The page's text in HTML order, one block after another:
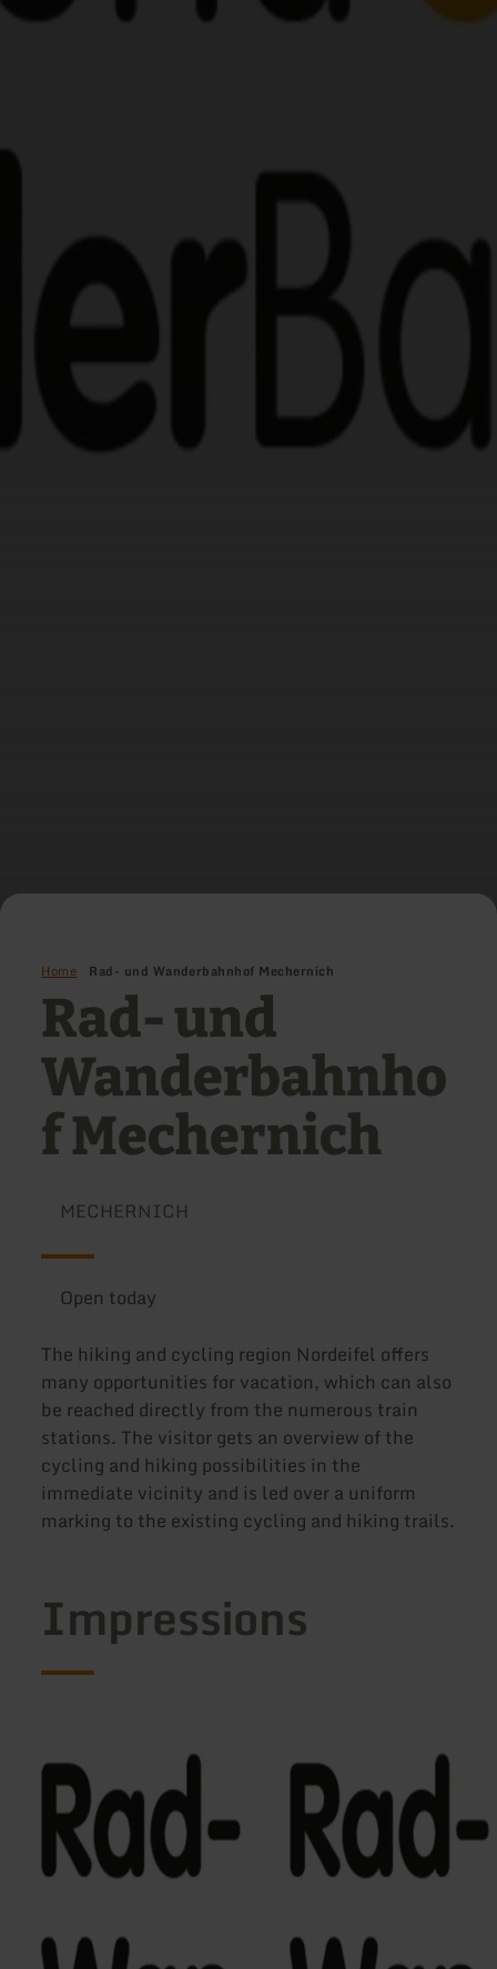
Home Rad- und Wanderbahnhof Mechernich
Rad- und
Wanderbahnho
f Mechernich
MECHERNICH
Open today
The hiking and cycling region Nordeifel offers
many opportunities for vacation, which can also
be reached directly from the numerous train
stations. The visitor gets an overview of the
cycling and hiking possibilities in the
immediate vicinity and is led over a uniform
marking to the existing cycling and hiking trails.
Impressions